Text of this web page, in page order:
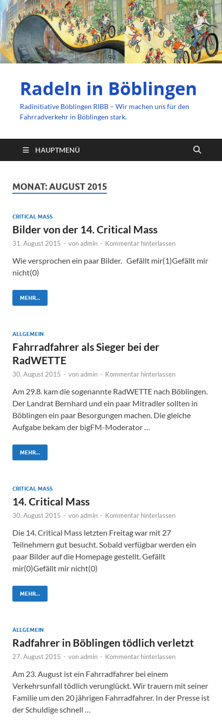
Radeln in Böblingen
Radinitiative Böblingen RIBB – Wir machen uns für den
Fahrradverkehr in Böblingen stark.
HAUPTMENÜ
MONAT:AUGUST 2015
CRITICAL MASS
Bilder von der 14. Critical Mass
31. August 2015 - vonadmin - Kommentar hinterlassen
Wie versprochen ein paar Bilder. Gefällt mir(1)Gefällt mir
nicht(0)
MEHR...
ALLGEMEIN
Fahrradfahrer als Sieger bei der
RadWETTE
30. August 2015 - vonadmin - Kommentar hinterlassen
Am 29.8. kam die sogenannte RadWETTE nach Böblingen.
Der Landrat Bernhard und ein paar Mitradler sollten in
Böblingen ein paar Besorgungen machen. Die gleiche
Aufgabe bekam der bigFM-Moderator …
MEHR...
CRITICAL MASS
14. Critical Mass
30. August 2015 - vonadmin - Kommentar hinterlassen
Die 14. Critical Mass letzten Freitag war mit 27
Teilnehmern gut besucht. Sobald verfügbar werden ein
paar Bilder auf die Homepage gestellt. Gefällt
mir(0)Gefällt mir nicht(0)
MEHR...
ALLGEMEIN
Radfahrer in Böblingen tödlich verletzt
27. August 2015 - vonadmin - Kommentar hinterlassen
Am 23. August ist ein Fahrradfahrer bei einem
Verkehrsunfall tödlich verunglückt. Wir trauern mit seiner
Familie um den 20 jährigen Fahrradfahrer. In der Presse ist
der Schuldige schnell …